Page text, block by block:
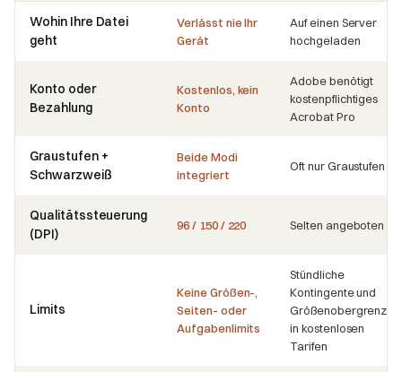
Wohin Ihre Datei
geht
Verlässt nie Ihr
Gerät
Auf einen Server
hochgeladen
Konto oder
Bezahlung
Kostenlos, kein
Konto
Adobe benötigt
kostenpflichtiges
Acrobat Pro
Graustufen +
Schwarzweiß
Beide Modi
integriert
Oft nur Graustufen
Qualitätssteuerung
(DPI)
96 / 150 / 220 Selten angeboten
Limits
Keine Größen-,
Seiten- oder
Aufgabenlimits
Stündliche
Kontingente und
Größenobergrenzen
in kostenlosen
Tarifen